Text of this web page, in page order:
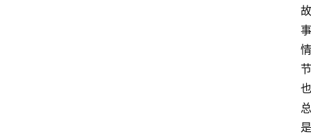
故
事
情
节
也
总
是